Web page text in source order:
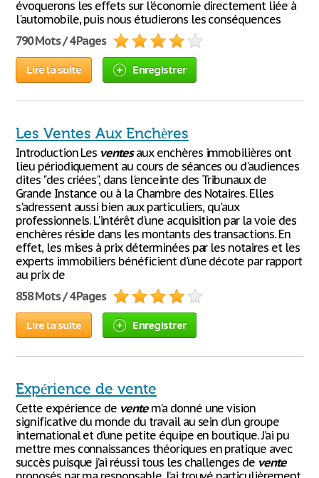
évoquerons les effets sur l'économie directement liée à
l'automobile, puis nous étudierons les conséquences
790 Mots / 4 Pages
Lire la suite Enregistrer
Les Ventes Aux Enchères
Introduction Les ventesaux enchères immobilières ont
lieu périodiquement au cours de séances ou d'audiences
dites "des criées", dans l'enceinte des Tribunaux de
Grande Instance ou à la Chambre des Notaires. Elles
s'adressent aussi bien aux particuliers, qu'aux
professionnels. L'intérêt d'une acquisition par la voie des
enchères réside dans les montants des transactions. En
effet, les mises à prix déterminées par les notaires et les
experts immobiliers bénéficient d'une décote par rapport
au prix de
858 Mots / 4 Pages
Lire la suite Enregistrer
Expérience de vente
Cette expérience de ventem’a donné une vision
significative du monde du travail au sein d’un groupe
international et d’une petite équipe en boutique. J’ai pu
mettre mes connaissances théoriques en pratique avec
succès puisque j’ai réussi tous les challenges de vente